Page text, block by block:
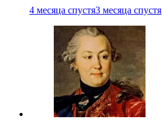
4 месяца спустя3 месяца спустя